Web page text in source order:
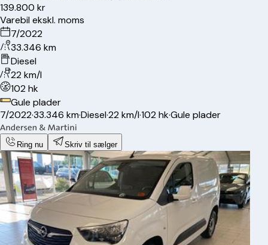
139.800 kr
Varebil ekskl. moms
7/2022
33.346 km
Diesel
22 km/l
102 hk
Gule plader
7/2022·33.346 km·Diesel·22 km/l·102 hk·Gule plader
Ring nu Skriv til sælger